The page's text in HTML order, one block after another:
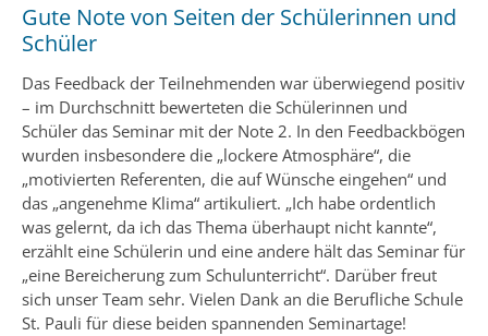
Gute Note von Seiten der Schülerinnen und
Schüler
Das Feedback der Teilnehmenden war überwiegend positiv
– im Durchschnitt bewerteten die Schülerinnen und
Schüler das Seminar mit der Note 2. In den Feedbackbögen
wurden insbesondere die „lockere Atmosphäre“, die
„motivierten Referenten, die auf Wünsche eingehen“ und
das „angenehme Klima“ artikuliert. „Ich habe ordentlich
was gelernt, da ich das Thema überhaupt nicht kannte“,
erzählt eine Schülerin und eine andere hält das Seminar für
„eine Bereicherung zum Schulunterricht“. Darüber freut
sich unser Team sehr. Vielen Dank an die Berufliche Schule
St. Pauli für diese beiden spannenden Seminartage!